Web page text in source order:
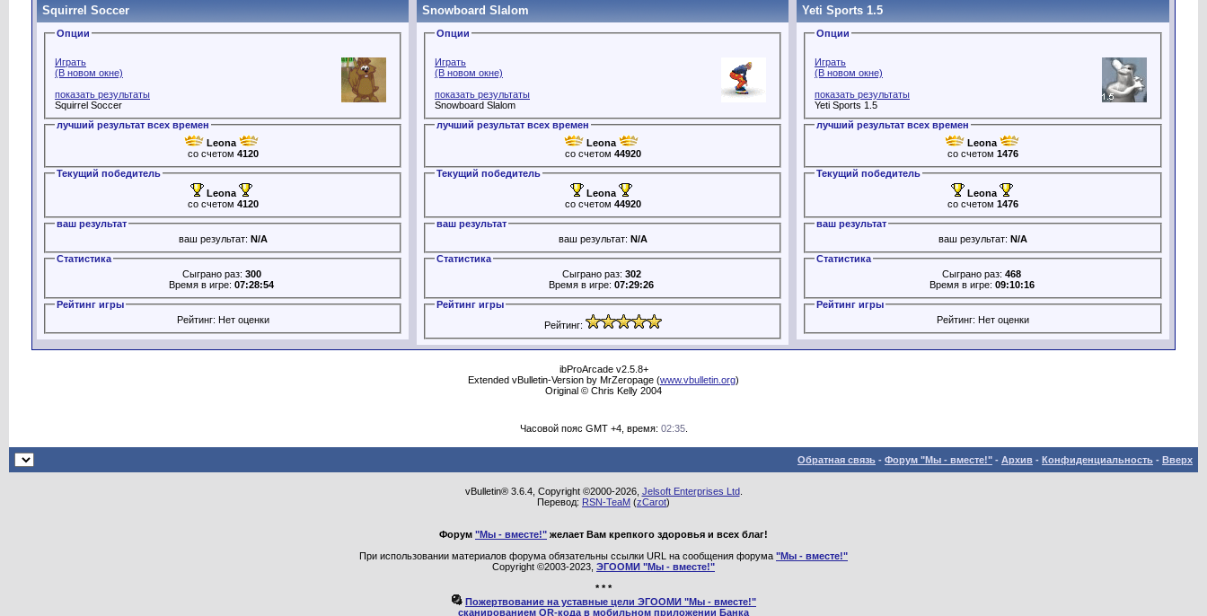
Squirrel Soccer
Опции
Играть
(В новом окне)
показать результаты
Squirrel Soccer
лучший результат всех времен
Leona
со счетом 4120
Текущий победитель
Leona
со счетом 4120
ваш результат
ваш результат: N/A
Статистика
Сыграно раз: 300
Время в игре: 07:28:54
Рейтинг игры
Рейтинг: Нет оценки
Snowboard Slalom
Опции
Играть
(В новом окне)
показать результаты
Snowboard Slalom
лучший результат всех времен
Leona
со счетом 44920
Текущий победитель
Leona
со счетом 44920
ваш результат
ваш результат: N/A
Статистика
Сыграно раз: 302
Время в игре: 07:29:26
Рейтинг игры
Рейтинг:
Yeti Sports 1.5
Опции
Играть
(В новом окне)
показать результаты
Yeti Sports 1.5
лучший результат всех времен
Leona
со счетом 1476
Текущий победитель
Leona
со счетом 1476
ваш результат
ваш результат: N/A
Статистика
Сыграно раз: 468
Время в игре: 09:10:16
Рейтинг игры
Рейтинг: Нет оценки
ibProArcade v2.5.8+
Extended vBulletin-Version by MrZeropage (www.vbulletin.org)
Original © Chris Kelly 2004
Часовой пояс GMT +4, время: 02:35.
Обратная связь - Форум "Мы - вместе!" - Архив - Конфиденциальность - Вверх
vBulletin® 3.6.4, Copyright ©2000-2026, Jelsoft Enterprises Ltd.
Перевод: RSN-TeaM (zCarot)
Форум "Мы - вместе!" желает Вам крепкого здоровья и всех благ!
При использовании материалов форума обязательны ссылки URL на сообщения форума "Мы - вместе!"
Copyright ©2003-2023, ЭГООМИ "Мы - вместе!"
* * *
Пожертвование на уставные цели ЭГООМИ "Мы - вместе!"
сканированием QR-кода в мобильном приложении Банка